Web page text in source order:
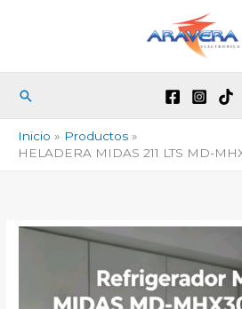
Buscar
Inicio
Productos
HELADERA MIDAS 211 LTS MD-